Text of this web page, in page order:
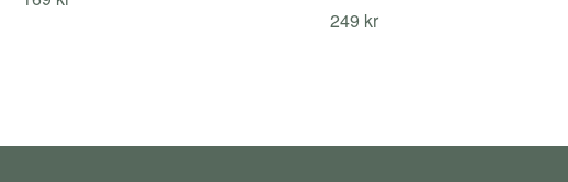
249 kr